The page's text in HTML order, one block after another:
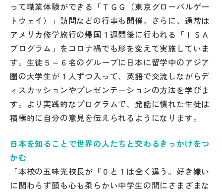
って職業体験ができる「ＴＧＧ（東京グローバルゲー
トウェイ）」訪問などの行事も開催。さらに、通常は
アメリカ修学旅行の帰国１週間後に行われる「ＩＳＡ
プログラム」をコロナ禍でも形を変えて実施していま
す。生徒５～６名のグループに日本に留学中のアジア
圏の大学生が１人ずつ入って、英語で交流しながらデ
ィスカッションやプレゼンテーションの方法を学びま
す。より実践的なプログラムで、発話に慣れた生徒は
積極的に自分の意見を伝えられるようになります。
日本を知ることで世界の人たちと交わるきっかけをつ
かむ
「本校の五味光校長が『０と１は全く違う。好き嫌い
に関わらず頭も心も柔らかい中学生の間にさまざまな